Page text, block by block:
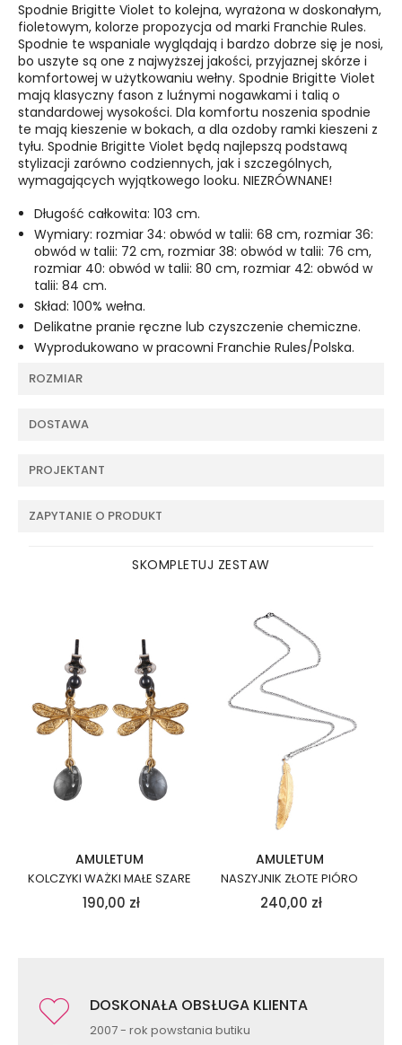
Spodnie Brigitte Violet to kolejna, wyrażona w doskonałym,
fioletowym, kolorze propozycja od marki Franchie Rules.
Spodnie te wspaniale wyglądają i bardzo dobrze się je nosi,
bo uszyte są one z najwyższej jakości, przyjaznej skórze i
komfortowej w użytkowaniu wełny. Spodnie Brigitte Violet
mają klasyczny fason z luźnymi nogawkami i talią o
standardowej wysokości. Dla komfortu noszenia spodnie
te mają kieszenie w bokach, a dla ozdoby ramki kieszeni z
tyłu. Spodnie Brigitte Violet będą najlepszą podstawą
stylizacji zarówno codziennych, jak i szczególnych,
wymagających wyjątkowego looku. NIEZRÓWNANE!
Długość całkowita: 103 cm.
Wymiary: rozmiar 34: obwód w talii: 68 cm, rozmiar 36:
obwód w talii: 72 cm, rozmiar 38: obwód w talii: 76 cm,
rozmiar 40: obwód w talii: 80 cm, rozmiar 42: obwód w
talii: 84 cm.
Skład: 100% wełna.
Delikatne pranie ręczne lub czyszczenie chemiczne.
Wyprodukowano w pracowni Franchie Rules/Polska.
ROZMIAR
DOSTAWA
PROJEKTANT
ZAPYTANIE O PRODUKT
SKOMPLETUJ ZESTAW
AMULETUM
KOLCZYKI WAŻKI MAŁE SZARE
190,00 zł
AMULETUM
NASZYJNIK ZŁOTE PIÓRO
240,00 zł
DOSKONAŁA OBSŁUGA KLIENTA
2007 - rok powstania butiku